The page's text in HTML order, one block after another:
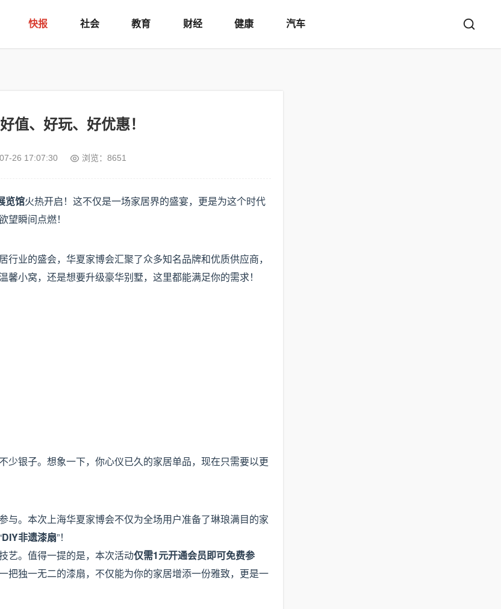
快报 社会 教育 财经 健康 汽车
值、好玩、好优惠！
26 17:07:30 浏览：8651
览馆火热开启！这不仅是一场家居界的盛宴，更是为这个时代
瞬间点燃！
业的盛会，华夏家博会汇聚了众多知名品牌和优质供应商，
小窝，还是想要升级豪华别墅，这里都能满足你的需求！
银子。想象一下，你心仪已久的家居单品，现在只需要以更
与。本次上海华夏家博会不仅为全场用户准备了琳琅满目的家
DIY非遗漆扇”！
艺。值得一提的是，本次活动仅需1元开通会员即可免费参
把独一无二的漆扇，不仅能为你的家居增添一份雅致，更是一